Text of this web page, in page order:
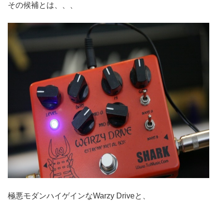
その候補とは、、、
極悪モダンハイゲインなWarzy Driveと、